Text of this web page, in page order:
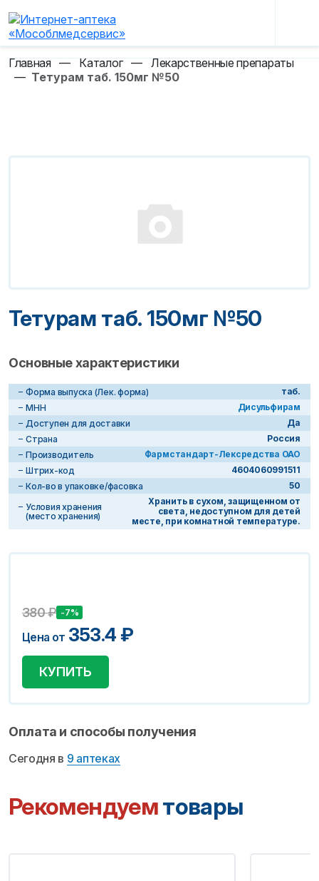
Главная — Каталог — Лекарственные препараты
— Тетурам таб. 150мг №50
Тетурам таб. 150мг №50
Основные характеристики
Форма выпуска (Лек. форма)
таб.
МНН
Дисульфирам
Доступен для доставки
Да
Страна
Россия
Производитель
Фармстандарт-Лексредства ОАО
Штрих-код
4604060991511
Кол-во в упаковке/фасовка
50
Условия хранения
(место хранения)
Хранить в сухом, защищенном от
света, недоступном для детей
месте, при комнатной температуре.
380₽ -7%
Цена от 353.4 ₽
КУПИТЬ
Оплата и способы получения
Сегодня в 9 аптеках
Рекомендуемтовары